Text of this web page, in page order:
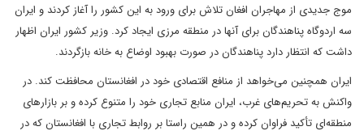
موج جدیدی از مهاجران افغان تلاش برای ورود به این کشور را آغاز کردند و ایران
سه اردوگاه پناهندگان برای آنها در منطقه مرزی ایجاد کرد. وزیر کشور ایران اظهار
داشت که انتظار دارد پناهندگان در صورت بهبود اوضاع به خانه بازگردند.
ایران همچنین می‌خواهد از منافع اقتصادی خود در افغانستان محافظت کند. در
واکنش به تحریم‌های غرب، ایران منابع تجاری خود را متنوع کرده و بر بازارهای
منطقه‌ای تأکید فراوان کرده و در همین راستا بر روابط تجاری با افغانستان که در